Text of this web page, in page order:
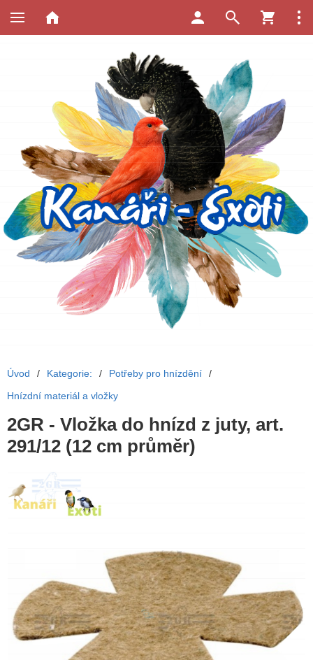
Úvod / Kategorie: / Potřeby pro hnízdění
/
Hnízdní materiál a vložky
2GR - Vložka do hnízd z juty, art.
291/12 (12 cm průměr)